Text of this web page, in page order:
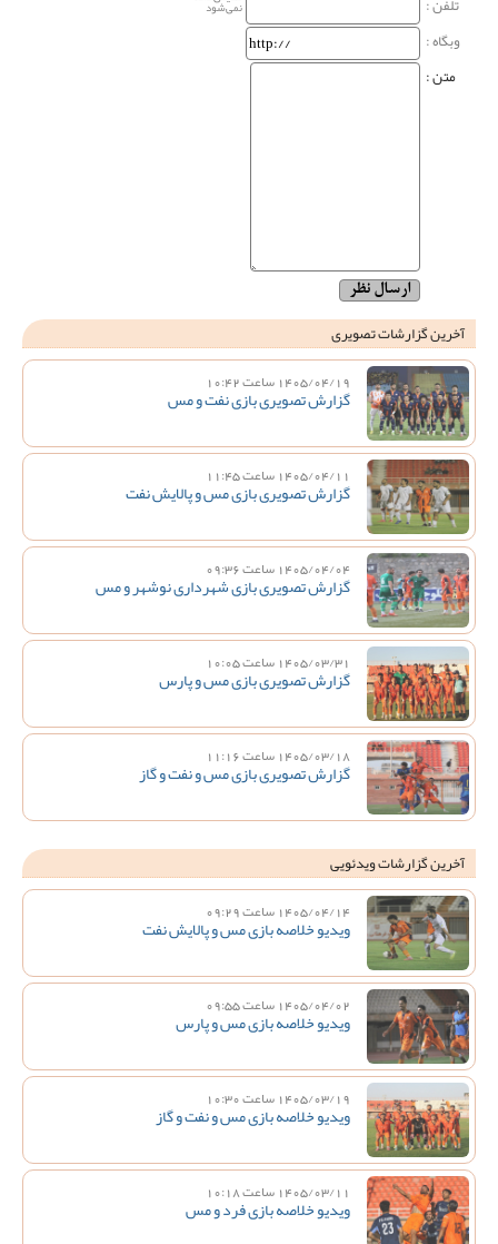
نمی‌شود
وبگاه‌ :
متن :
آخرین گزارشات تصویری
1405/04/19 ساعت 10:42
گزارش تصویری بازی نفت و مس
1405/04/11 ساعت 11:45
گزارش تصویری بازی مس و پالایش نفت
1405/04/04 ساعت 09:36
گزارش تصویری بازی شهرداری نوشهر و مس
1405/03/31 ساعت 10:05
گزارش تصویری بازی مس و پارس
1405/03/18 ساعت 11:16
گزارش تصویری بازی مس و نفت و گاز
آخرین گزارشات ویدئویی
1405/04/14 ساعت 09:29
ویدیو خلاصه بازی مس و پالایش نفت
1405/04/02 ساعت 09:55
ویدیو خلاصه بازی مس و پارس
1405/03/19 ساعت 10:30
ویدیو خلاصه بازی مس و نفت و گاز
1405/03/11 ساعت 10:18
ویدیو خلاصه بازی فرد و مس